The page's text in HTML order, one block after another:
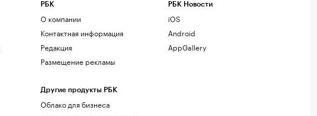
РБК
О компании
Контактная информация
Редакция
Размещение рекламы
Другие продукты РБК
Облако для бизнеса
РБК Новости
iOS
Android
AppGallery